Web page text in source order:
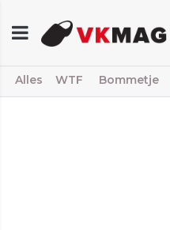
Alles WTF Bommetje